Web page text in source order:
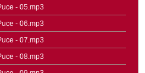
- 05.mp3
- 06.mp3
- 07.mp3
- 08.mp3